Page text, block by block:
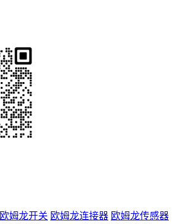
欧姆龙开关 欧姆龙连接器 欧姆龙传感器